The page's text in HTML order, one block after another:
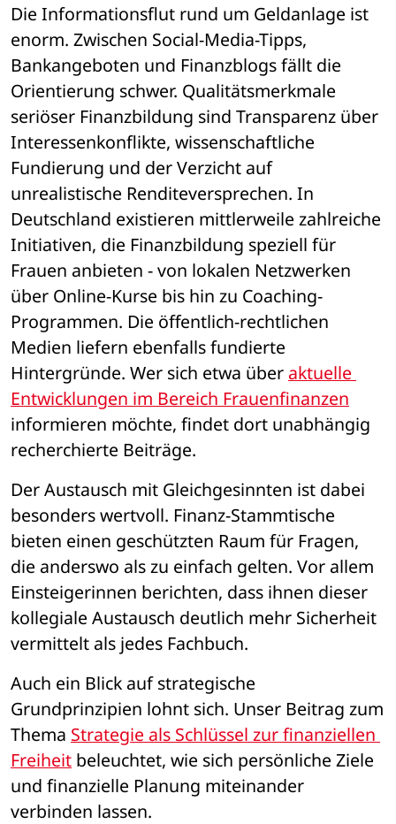
Die Informationsflut rund um Geldanlage ist
enorm. Zwischen Social-Media-Tipps,
Bankangeboten und Finanzblogs fällt die
Orientierung schwer. Qualitätsmerkmale
seriöser Finanzbildung sind Transparenz über
Interessenkonflikte, wissenschaftliche
Fundierung und der Verzicht auf
unrealistische Renditeversprechen. In
Deutschland existieren mittlerweile zahlreiche
Initiativen, die Finanzbildung speziell für
Frauen anbieten - von lokalen Netzwerken
über Online-Kurse bis hin zu Coaching-
Programmen. Die öffentlich-rechtlichen
Medien liefern ebenfalls fundierte
Hintergründe. Wer sich etwa über aktuelle
Entwicklungen im Bereich Frauenfinanzen
informieren möchte, findet dort unabhängig
recherchierte Beiträge.
Der Austausch mit Gleichgesinnten ist dabei
besonders wertvoll. Finanz-Stammtische
bieten einen geschützten Raum für Fragen,
die anderswo als zu einfach gelten. Vor allem
Einsteigerinnen berichten, dass ihnen dieser
kollegiale Austausch deutlich mehr Sicherheit
vermittelt als jedes Fachbuch.
Auch ein Blick auf strategische
Grundprinzipien lohnt sich. Unser Beitrag zum
Thema Strategie als Schlüssel zur finanziellen
Freiheit beleuchtet, wie sich persönliche Ziele
und finanzielle Planung miteinander
verbinden lassen.